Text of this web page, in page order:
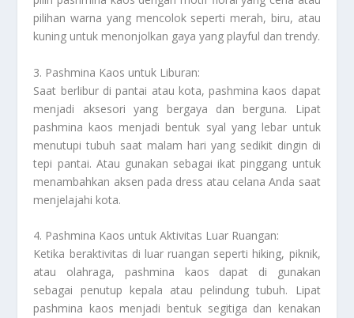
pilihan warna yang mencolok seperti merah, biru, atau
kuning untuk menonjolkan gaya yang playful dan trendy.
3. Pashmina Kaos untuk Liburan:
Saat berlibur di pantai atau kota, pashmina kaos dapat
menjadi aksesori yang bergaya dan berguna. Lipat
pashmina kaos menjadi bentuk syal yang lebar untuk
menutupi tubuh saat malam hari yang sedikit dingin di
tepi pantai. Atau gunakan sebagai ikat pinggang untuk
menambahkan aksen pada dress atau celana Anda saat
menjelajahi kota.
4. Pashmina Kaos untuk Aktivitas Luar Ruangan:
Ketika beraktivitas di luar ruangan seperti hiking, piknik,
atau olahraga, pashmina kaos dapat di gunakan
sebagai penutup kepala atau pelindung tubuh. Lipat
pashmina kaos menjadi bentuk segitiga dan kenakan